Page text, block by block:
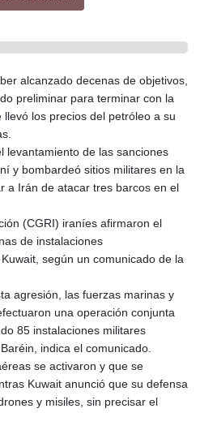
alcanzado decenas de objetivos,
preliminar para terminar con la
los precios del petróleo a su
levantamiento de las sanciones
y bombardeó sitios militares en la
a Irán de atacar tres barcos en el
(CGRI) iraníes afirmaron el
de instalaciones
según un comunicado de la
agresión, las fuerzas marinas y
una operación conjunta
85 instalaciones militares
indica el comunicado.
se activaron y que se
Kuwait anunció que su defensa
y misiles, sin precisar el